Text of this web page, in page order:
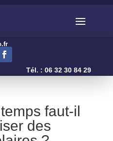
Tél. : 06 32 30 84 29
faut-il
des